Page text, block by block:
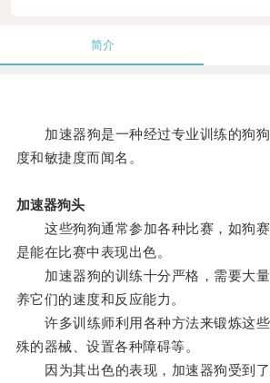
简介
加速器狗是一种经过专业训练的狗狗
度和敏捷度而闻名。
加速器狗头
这些狗狗通常参加各种比赛，如狗赛
是能在比赛中表现出色。
加速器狗的训练十分严格，需要大量
养它们的速度和反应能力。
许多训练师利用各种方法来锻炼这些
殊的器械、设置各种障碍等。
因为其出色的表现，加速器狗受到了